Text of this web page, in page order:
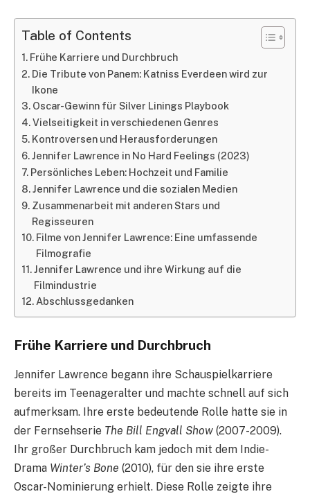
Table of Contents
Frühe Karriere und Durchbruch
Die Tribute von Panem: Katniss Everdeen wird zur
Ikone
Oscar-Gewinn für Silver Linings Playbook
Vielseitigkeit in verschiedenen Genres
Kontroversen und Herausforderungen
Jennifer Lawrence in No Hard Feelings (2023)
Persönliches Leben: Hochzeit und Familie
Jennifer Lawrence und die sozialen Medien
Zusammenarbeit mit anderen Stars und
Regisseuren
Filme von Jennifer Lawrence: Eine umfassende
Filmografie
Jennifer Lawrence und ihre Wirkung auf die
Filmindustrie
Abschlussgedanken
Frühe Karriere und Durchbruch
Jennifer Lawrence begann ihre Schauspielkarriere
bereits im Teenageralter und machte schnell auf sich
aufmerksam. Ihre erste bedeutende Rolle hatte sie in
der Fernsehserie The Bill Engvall Show (2007-2009).
Ihr großer Durchbruch kam jedoch mit dem Indie-
Drama Winter’s Bone (2010), für den sie ihre erste
Oscar-Nominierung erhielt. Diese Rolle zeigte ihre